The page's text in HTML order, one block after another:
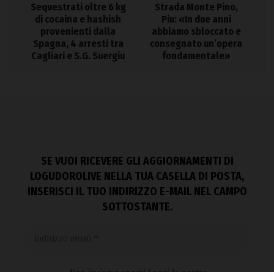
Sequestrati oltre 6 kg
di cocaina e hashish
provenienti dalla
Spagna, 4 arresti tra
Cagliari e S.G. Suergiu
Strada Monte Pino,
Piu: «In due anni
abbiamo sbloccato e
consegnato un’opera
fondamentale»
SE VUOI RICEVERE GLI AGGIORNAMENTI DI
LOGUDOROLIVE NELLA TUA CASELLA DI POSTA,
INSERISCI IL TUO INDIRIZZO E-MAIL NEL CAMPO
SOTTOSTANTE.